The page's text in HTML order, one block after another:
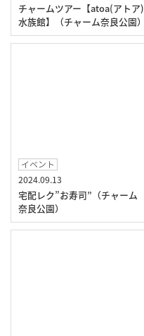
チャームツアー【atoa(アトア)
水族館】（チャーム奈良公園）
イベント
2024.09.13
宅配レク”お寿司”（チャーム
奈良公園）